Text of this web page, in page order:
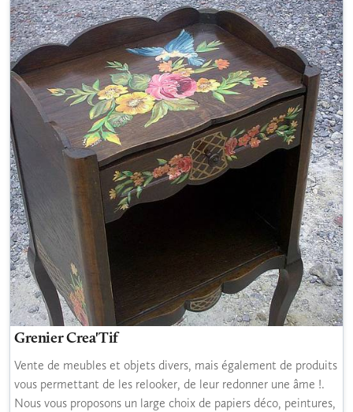
Grenier Crea'Tif
Vente de meubles et objets divers, mais également de produits
vous permettant de les relooker, de leur redonner une âme !.
Nous vous proposons un large choix de papiers déco, peintures,